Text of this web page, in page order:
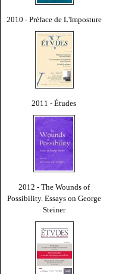
2010 - Préface de L'Imposture
2011 - Études
2012 - The Wounds of
Possibility. Essays on George
Steiner